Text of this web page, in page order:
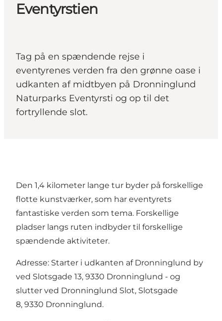
Eventyrstien
Tag på en spændende rejse i
eventyrenes verden fra den grønne oase i
udkanten af midtbyen på Dronninglund
Naturparks Eventyrsti og op til det
fortryllende slot.
Den 1,4 kilometer lange tur byder på forskellige
flotte kunstværker, som har eventyrets
fantastiske verden som tema. Forskellige
pladser langs ruten indbyder til forskellige
spændende aktiviteter.
Adresse: Starter i udkanten af Dronninglund by
ved Slotsgade 13, 9330 Dronninglund - og
slutter ved Dronninglund Slot, Slotsgade
8, 9330 Dronninglund.